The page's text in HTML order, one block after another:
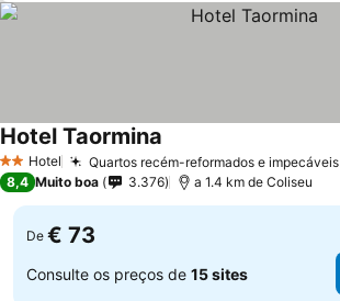
2 Estrelas
Hotel Quartos recém-reformados e impecáveis
Hotel Taormina
8,4 Muito boa 3.376 a 1.4 km de Coliseu
De € 73
Consulte os preços de 15 sites